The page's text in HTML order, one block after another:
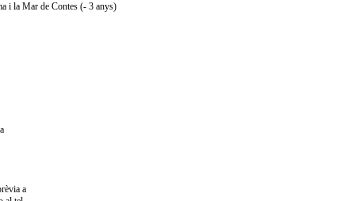
i la Mar de Contes (- 3 anys)
a